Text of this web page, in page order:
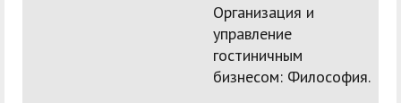
Организация и
управление
гостиничным
бизнесом: Философия.